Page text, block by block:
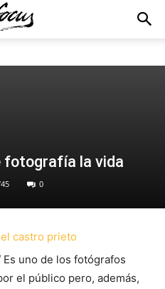
fotografía la vida
0
uno de los fotógrafos
el público pero, además,